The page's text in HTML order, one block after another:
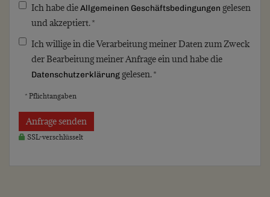
Ich habe dieAllgemeinen Geschäftsbedingungen gelesen
und akzeptiert. *
Ich willige in die Verarbeitung meiner Daten zum Zweck
der Bearbeitung meiner Anfrage ein und habe die
Datenschutzerklärunggelesen. *
* Pflichtangaben
Anfrage senden
SSL-verschlüsselt